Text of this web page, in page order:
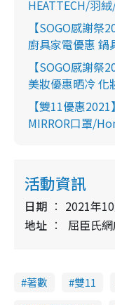
HEATTECH/羽
【SOGO感謝
廚具家電優惠
【SOGO感謝
美妝優惠晒冷
【雙11優惠
MIRROR口罩/
活動資訊
日期
2021年
地址
屈臣氏
著數 雙11